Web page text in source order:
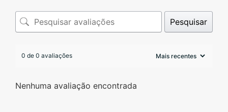
Pesquisar
0 de 0 avaliações
Nenhuma avaliação encontrada